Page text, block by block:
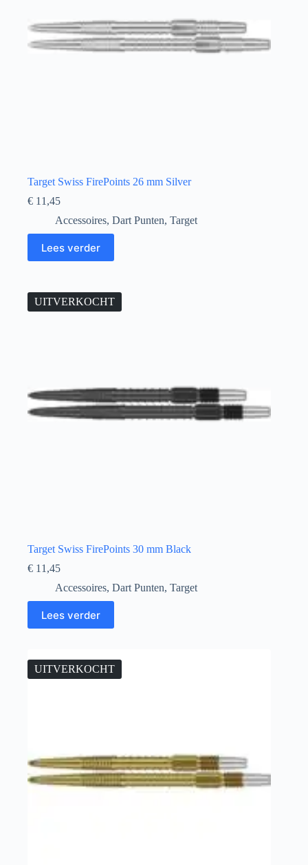
Target Swiss FirePoints 26 mm Silver
€ 11,45
Accessoires, Dart Punten, Target
Lees verder
UITVERKOCHT
Target Swiss FirePoints 30 mm Black
€ 11,45
Accessoires, Dart Punten, Target
Lees verder
UITVERKOCHT